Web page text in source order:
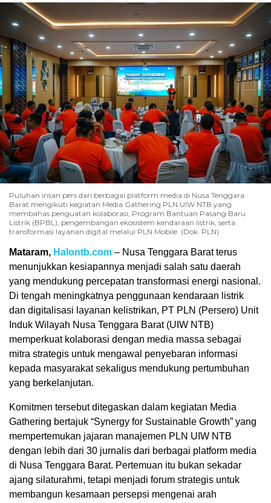
Puluhan insan pers dari berbagai platform media di Nusa Tenggara
Barat mengikuti kegiatan Media Gathering PLN UIW NTB yang
membahas penguatan kolaborasi, Program Bantuan Pasang Baru
Listrik (BPBL), pengembangan ekosistem kendaraan listrik, serta
transformasi layanan digital melalui PLN Mobile. (Dok. PLN)
Mataram, Halontb.com – Nusa Tenggara Barat terus
menunjukkan kesiapannya menjadi salah satu daerah
yang mendukung percepatan transformasi energi nasional.
Di tengah meningkatnya penggunaan kendaraan listrik
dan digitalisasi layanan kelistrikan, PT PLN (Persero) Unit
Induk Wilayah Nusa Tenggara Barat (UIW NTB)
memperkuat kolaborasi dengan media massa sebagai
mitra strategis untuk mengawal penyebaran informasi
kepada masyarakat sekaligus mendukung pertumbuhan
yang berkelanjutan.
Komitmen tersebut ditegaskan dalam kegiatan Media
Gathering bertajuk “Synergy for Sustainable Growth” yang
mempertemukan jajaran manajemen PLN UIW NTB
dengan lebih dari 30 jurnalis dari berbagai platform media
di Nusa Tenggara Barat. Pertemuan itu bukan sekadar
ajang silaturahmi, tetapi menjadi forum strategis untuk
membangun kesamaan persepsi mengenai arah